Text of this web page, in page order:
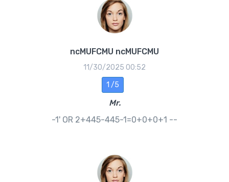
ncMUFCMU ncMUFCMU
11/30/2025 00:52
1 /5
Mr.
-1' OR 2+445-445-1=0+0+0+1 --